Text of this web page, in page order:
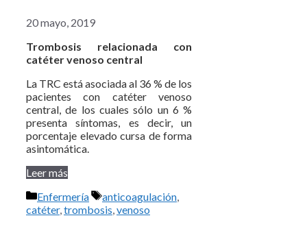
20 mayo, 2019
Trombosis relacionada con
catéter venoso central
La TRC está asociada al 36 % de los
pacientes con catéter venoso
central, de los cuales sólo un 6 %
presenta síntomas, es decir, un
porcentaje elevado cursa de forma
asintomática.
Leer más
Categorías
Enfermería Etiquetas
anticoagulación,
catéter,trombosis,venoso